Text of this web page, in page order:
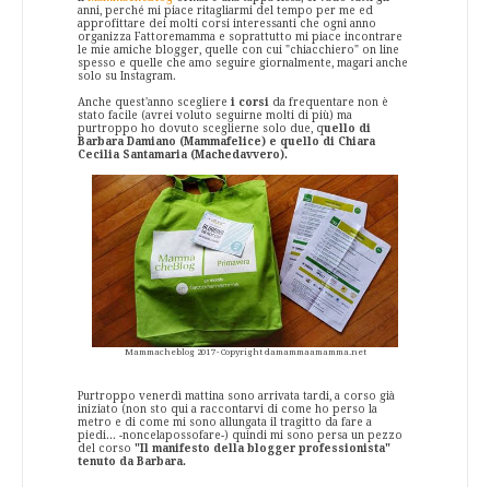
anni, perché mi piace ritagliarmi del tempo per me ed
approfittare dei molti corsi interessanti che ogni anno
organizza Fattoremamma e soprattutto mi piace incontrare
le mie amiche blogger, quelle con cui "chiacchiero" on line
spesso e quelle che amo seguire giornalmente, magari anche
solo su Instagram.
Anche quest'anno scegliere i corsi da frequentare non è
stato facile (avrei voluto seguirne molti di più) ma
purtroppo ho dovuto sceglierne solo due, quello di
Barbara Damiano (Mammafelice) e quello di Chiara
Cecilia Santamaria (Machedavvero).
Mammacheblog 2017 - Copyright damammaamamma.net
Purtroppo venerdì mattina sono arrivata tardi, a corso già
iniziato (non sto qui a raccontarvi di come ho perso la
metro e di come mi sono allungata il tragitto da fare a
piedi... -noncelapossofare-) quindi mi sono persa un pezzo
del corso "Il manifesto della blogger professionista"
tenuto da Barbara.